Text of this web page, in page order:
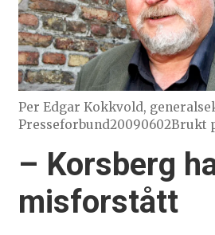
Per Edgar Kokkvold,
Presseforbund20090602Brukt
– Korsberg
misforstått